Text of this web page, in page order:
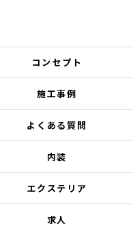
コンセプト
施工事例
よくある質問
内装
エクステリア
求人